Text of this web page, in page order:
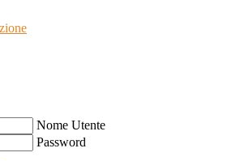
Nome Utente
Password